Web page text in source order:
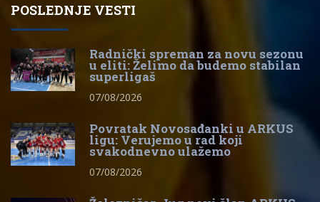
POSLEDNJE VESTI
Radnički spreman za novu sezonu
u eliti: Želimo da budemo stabilan
superligaš
07/08/2026
Povratak Novosađanki u ARKUS
ligu: Verujemo u rad koji
svakodnevno ulažemo
07/08/2026